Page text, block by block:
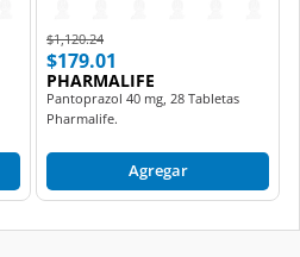
Price reduced from
$1,120.24to
$179.01
PHARMALIFE
Pantoprazol 40 mg, 28 Tabletas
Pharmalife.
Agregar